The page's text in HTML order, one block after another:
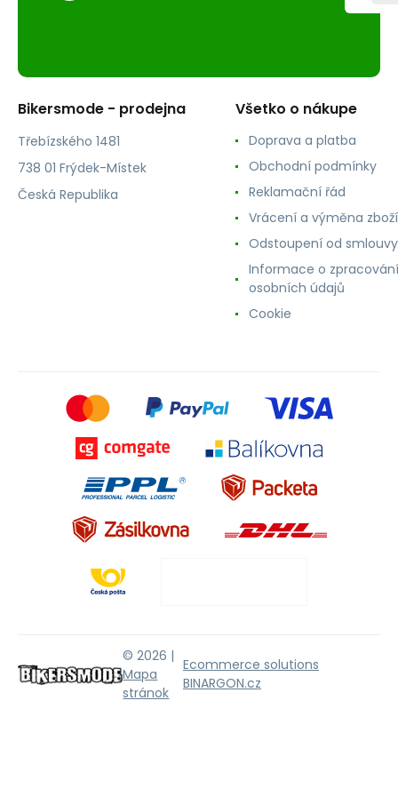
Bikersmode - prodejna
Třebízského 1481
738 01 Frýdek-Místek
Česká Republika
Všetko o nákupe
Doprava a platba
Obchodní podmínky
Reklamační řád
Vrácení a výměna zboží
Odstoupení od smlouvy
Informace o zpracování
osobních údajů
Cookie
© 2026 |
Mapa
stránok
Ecommerce solutions
BINARGON.cz